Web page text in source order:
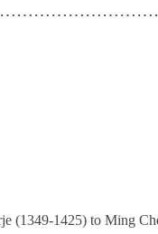
(1349-1425) to Ming